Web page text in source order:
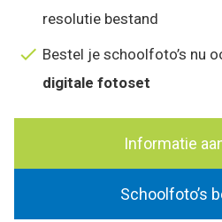
resolutie bestand
Bestel je schoolfoto’s nu
digitale fotoset
Informatie
Schoolfoto’s